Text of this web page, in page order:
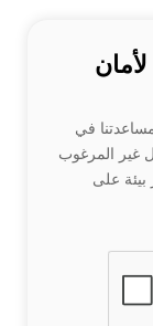
في
غير المرغوب
على